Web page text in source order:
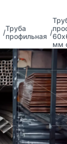
Труба
профильная
мм